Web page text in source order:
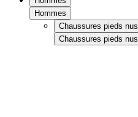
Hommes
Chaussures pieds nus
Chaussures pieds nus